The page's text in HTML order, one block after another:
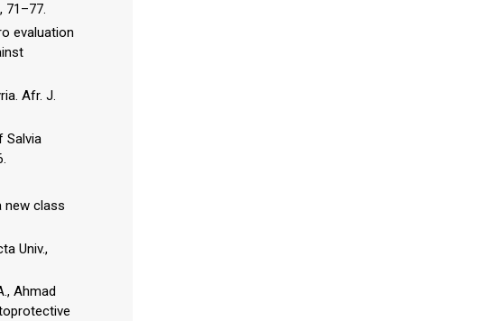
71–77.
evaluation
Afr. J.
Salvia
new class
Univ.,
Ahmad